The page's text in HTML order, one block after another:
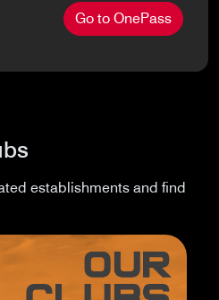
Go to OnePass
establishments and find